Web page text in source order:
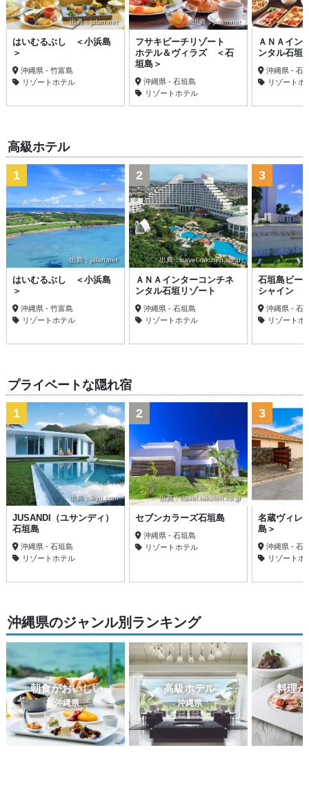
出典：jalan.net
はいむるぶし ＜小浜島
＞
沖縄県 - 竹富島
リゾートホテル
出典：jalan.net
フサキビーチリゾート
ホテル＆ヴィラズ ＜石
垣島＞
沖縄県 - 石垣島
リゾートホテル
ＡＮＡイン
ンタル石垣
沖縄県 - 石
リゾートホ
高級ホテル
出典：jalan.net
1
はいむるぶし ＜小浜島
＞
沖縄県 - 竹富島
リゾートホテル
出典：travel.rakuten.co.jp
2
ＡＮＡインターコンチネ
ンタル石垣リゾート
沖縄県 - 石垣島
リゾートホテル
3
石垣島ビー
シャイン
沖縄県 - 石
リゾートホ
プライベートな隠れ宿
出典：ikyu.com
1
JUSANDI（ユサンディ）
石垣島
沖縄県 - 石垣島
リゾートホテル
出典：travel.rakuten.co.jp
2
セブンカラーズ石垣島
沖縄県 - 石垣島
リゾートホテル
3
名蔵ヴィレ
島＞
沖縄県 - 石
リゾートホ
沖縄県のジャンル別ランキング
朝食がおいしい
沖縄県
高級ホテル
沖縄県
料理